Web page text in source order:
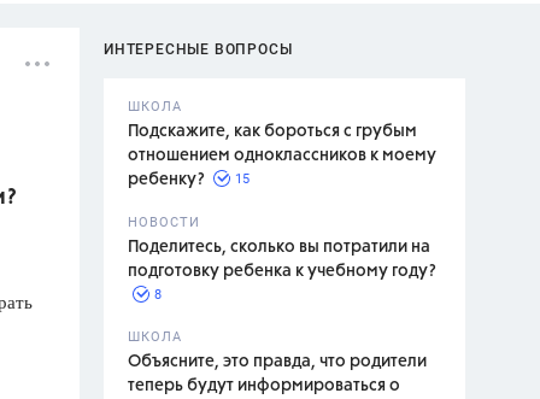
ИНТЕРЕСНЫЕ ВОПРОСЫ
ШКОЛА
Подскажите, как бороться с грубым
отношением одноклассников к моему
ребенку?
15
НОВОСТИ
Поделитесь, сколько вы потратили на
подготовку ребенка к учебному году?
8
ШКОЛА
Объясните, это правда, что родители
теперь будут информироваться о